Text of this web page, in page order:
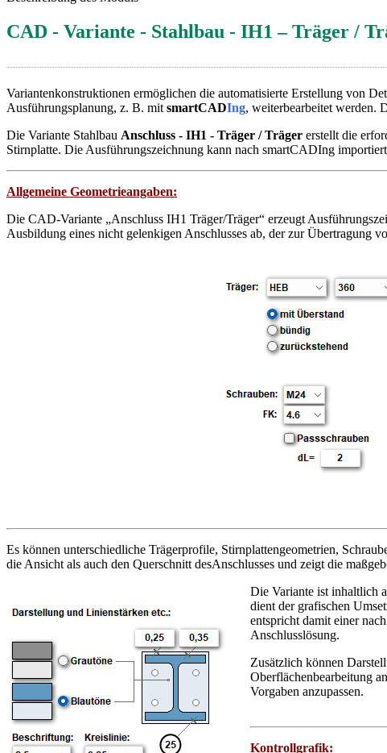
CAD - Variante - Stahlbau - IH1 – Träger /
Variantenkonstruktionen ermöglichen die automatisierte Erstellung von
Ausführungsplanung, z. B. mit smartCADIng, weiterbearbeitet werden.
Die Variante Stahlbau Anschluss - IH1 - Träger / Träger erstellt die
Stirnplatte. Die Ausführungszeichnung kann nach smartCADIng
Allgemeine Geometrieangaben:
Die CAD-Variante „Anschluss IH1 Träger/Träger“ erzeugt
Ausbildung eines nicht gelenkigen Anschlusses ab, der zur Übertragung
Es können unterschiedliche Trägerprofile, Stirnplattengeometrien,
die Ansicht als auch den Querschnitt desAnschlusses und zeigt die
Die Variante ist inhaltlich
dient der grafischen
entspricht damit einer
Anschlusslösung.
Zusätzlich können
Oberflächenbearbeitung
Vorgaben anzupassen.
Kontrollgrafik: